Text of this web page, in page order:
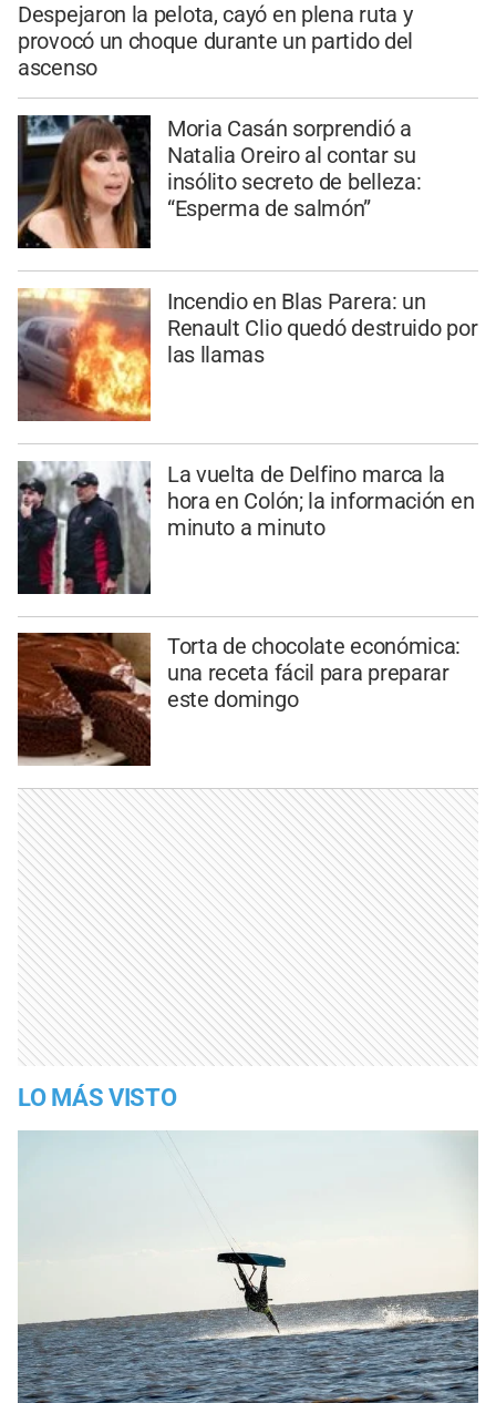
Despejaron la pelota, cayó en plena ruta y
provocó un choque durante un partido del
ascenso
Moria Casán sorprendió a
Natalia Oreiro al contar su
insólito secreto de belleza:
“Esperma de salmón”
Incendio en Blas Parera: un
Renault Clio quedó destruido por
las llamas
La vuelta de Delfino marca la
hora en Colón; la información en
minuto a minuto
Torta de chocolate económica:
una receta fácil para preparar
este domingo
LO MÁS VISTO